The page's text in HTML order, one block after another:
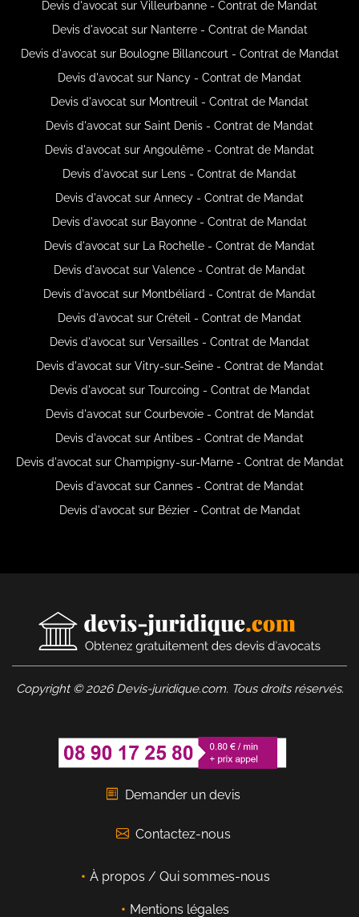
Devis d'avocat sur Villeurbanne - Contrat de Mandat
Devis d'avocat sur Nanterre - Contrat de Mandat
Devis d'avocat sur Boulogne Billancourt - Contrat de Mandat
Devis d'avocat sur Nancy - Contrat de Mandat
Devis d'avocat sur Montreuil - Contrat de Mandat
Devis d'avocat sur Saint Denis - Contrat de Mandat
Devis d'avocat sur Angoulême - Contrat de Mandat
Devis d'avocat sur Lens - Contrat de Mandat
Devis d'avocat sur Annecy - Contrat de Mandat
Devis d'avocat sur Bayonne - Contrat de Mandat
Devis d'avocat sur La Rochelle - Contrat de Mandat
Devis d'avocat sur Valence - Contrat de Mandat
Devis d'avocat sur Montbéliard - Contrat de Mandat
Devis d'avocat sur Créteil - Contrat de Mandat
Devis d'avocat sur Versailles - Contrat de Mandat
Devis d'avocat sur Vitry-sur-Seine - Contrat de Mandat
Devis d'avocat sur Tourcoing - Contrat de Mandat
Devis d'avocat sur Courbevoie - Contrat de Mandat
Devis d'avocat sur Antibes - Contrat de Mandat
Devis d'avocat sur Champigny-sur-Marne - Contrat de Mandat
Devis d'avocat sur Cannes - Contrat de Mandat
Devis d'avocat sur Bézier - Contrat de Mandat
Copyright © 2026 Devis-juridique.com. Tous droits réservés.
Demander un devis
Contactez-nous
À propos / Qui sommes-nous
Mentions légales